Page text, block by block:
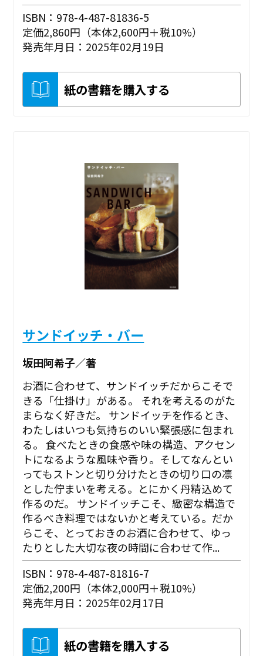
ISBN：978-4-487-81836-5
定価2,860円（本体2,600円＋税10%）
発売年月日：2025年02月19日
紙の書籍を購入する
サンドイッチ・バー
坂田阿希子／著
お酒に合わせて、サンドイッチだからこそで
きる「仕掛け」がある。 それを考えるのがた
まらなく好きだ。 サンドイッチを作るとき、
わたしはいつも気持ちのいい緊張感に包まれ
る。 食べたときの食感や味の構造、アクセン
トになるような風味や香り。そしてなんとい
ってもストンと切り分けたときの切り口の凛
とした佇まいを考える。とにかく丹精込めて
作るのだ。 サンドイッチこそ、緻密な構造で
作るべき料理ではないかと考えている。だか
らこそ、とっておきのお酒に合わせて、ゆっ
たりとした大切な夜の時間に合わせて作...
ISBN：978-4-487-81816-7
定価2,200円（本体2,000円＋税10%）
発売年月日：2025年02月17日
紙の書籍を購入する